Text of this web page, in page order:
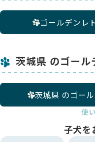
ゴールデンレ
茨城県 のゴー
茨城県 のゴー
使
子犬を